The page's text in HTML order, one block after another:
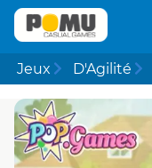
Jeux D'Agilité